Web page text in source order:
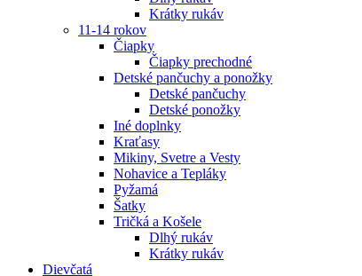
Krátky rukáv
11-14 rokov
Čiapky
Čiapky prechodné
Detské pančuchy a ponožky
Detské pančuchy
Detské ponožky
Iné doplnky
Kraťasy
Mikiny, Svetre a Vesty
Nohavice a Tepláky
Pyžamá
Šatky
Tričká a Košele
Dlhý rukáv
Krátky rukáv
Dievčatá